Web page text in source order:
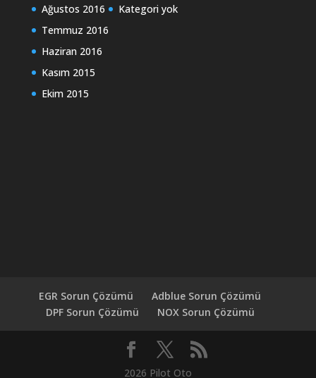
Ağustos 2016
Temmuz 2016
Haziran 2016
Kasım 2015
Ekim 2015
Kategori yok
EGR Sorun Çözümü
Adblue Sorun Çözümü
DPF Sorun Çözümü
NOX Sorun Çözümü
2026 Pilot Oto